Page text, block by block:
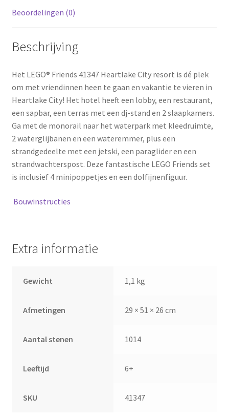
Beoordelingen (0)
Beschrijving
Het LEGO® Friends 41347 Heartlake City resort is dé plek
om met vriendinnen heen te gaan en vakantie te vieren in
Heartlake City! Het hotel heeft een lobby, een restaurant,
een sapbar, een terras met een dj-stand en 2 slaapkamers.
Ga met de monorail naar het waterpark met kleedruimte,
2 waterglijbanen en een wateremmer, plus een
strandgedeelte met een jetski, een paraglider en een
strandwachterspost. Deze fantastische LEGO Friends set
is inclusief 4 minipoppetjes en een dolfijnenfiguur.
Bouwinstructies
Extra informatie
Gewicht 1,1 kg
Afmetingen 29 × 51 × 26 cm
Aantal stenen 1014
Leeftijd 6+
SKU 41347